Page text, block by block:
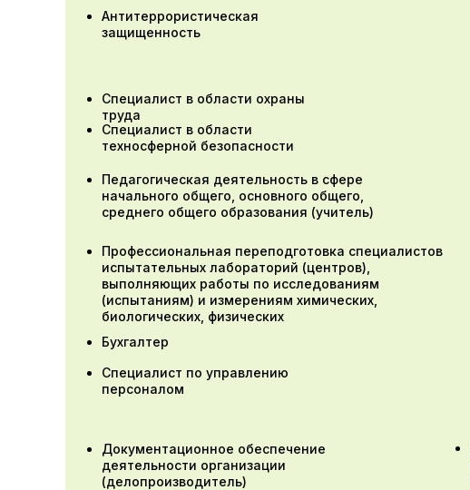
Антитеррористическая
защищенность
Специалист в области охраны
труда
Специалист в области
техносферной безопасности
Педагогическая деятельность в сфере
начального общего, основного общего,
среднего общего образования (учитель)
Профессиональная переподготовка специалистов
испытательных лабораторий (центров),
выполняющих работы по исследованиям
(испытаниям) и измерениям химических,
биологических, физических
Бухгалтер
Специалист по управлению
персоналом
Документационное обеспечение
деятельности организации
(делопроизводитель)